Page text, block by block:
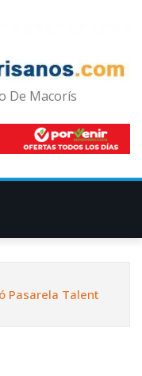
De Macorís
Pasarela Talent